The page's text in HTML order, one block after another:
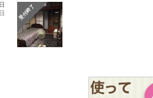
受付終了